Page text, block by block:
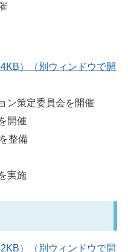
）（別ウィンドウで開
ン策定委員会を開催
開催
整備
実施
）（別ウィンドウで開